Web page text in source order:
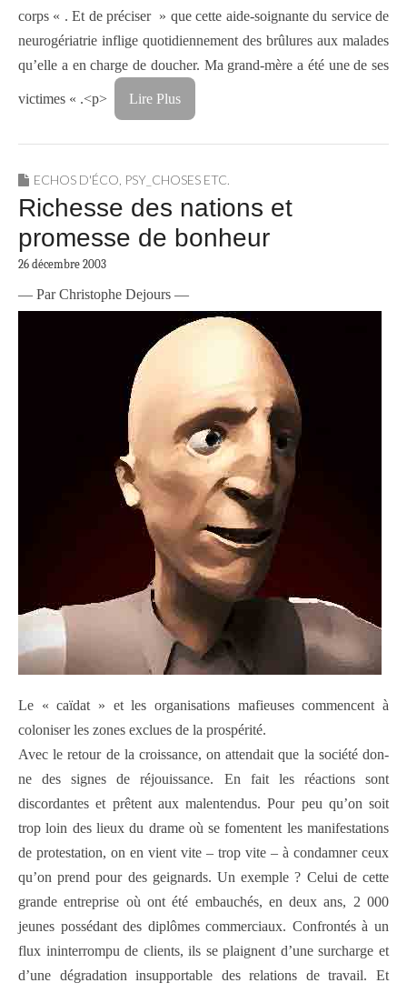
corps « . Et de préciser » que cette aide-soignante du service de
neurogériatrie inflige quotidiennement des brûlures aux malades
qu’elle a en charge de doucher. Ma grand-mère a été une de ses
victimes « .<p> Lire Plus
ECHOS D'ÉCO PSY_CHOSES ETC.
Richesse des nations et
promesse de bonheur
26 décembre 2003
— Par Christophe Dejours —
Le « caïdat » et les organisations mafieuses commencent à
coloniser les zones exclues de la prospérité.
Avec le retour de la croissance, on attendait que la société don-
ne des signes de réjouissance. En fait les réactions sont
discordantes et prêtent aux malentendus. Pour peu qu’on soit
trop loin des lieux du drame où se fomentent les manifestations
de protestation, on en vient vite – trop vite – à condamner ceux
qu’on prend pour des geignards. Un exemple ? Celui de cette
grande entreprise où ont été embauchés, en deux ans, 2 000
jeunes possédant des diplômes commerciaux. Confrontés à un
flux ininterrompu de clients, ils se plaignent d’une surcharge et
d’une dégradation insupportable des relations de travail. Et